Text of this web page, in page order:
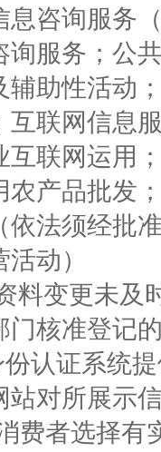
息咨询服务
询服务；公
辅助性活动
互联网信息
互联网运用
农产品批发
依法须经批
动）
料变更未及
门核准登记
认证系统
站对所展示
费者选择有